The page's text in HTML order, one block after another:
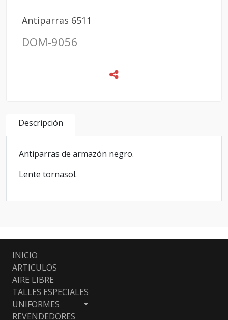
Antiparras 6511
DOM-9056
Descripción
Antiparras de armazón negro.
Lente tornasol.
INICIO
ARTICULOS
AIRE LIBRE
TALLES ESPECIALES
UNIFORMES
REVENDEDORES